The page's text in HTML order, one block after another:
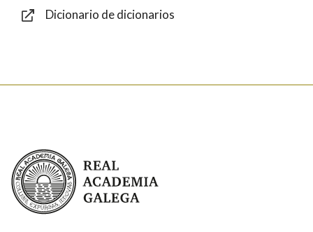
Dicionario de dicionarios
Real Academia Galega